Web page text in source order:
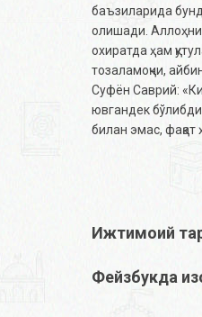
баъзиларида
олишади.
охиратда ҳам
тозаламоқчи,
Суфён Саврий:
ювгандек
билан эмас, фақат
Ижтимоий
Фейзбукда